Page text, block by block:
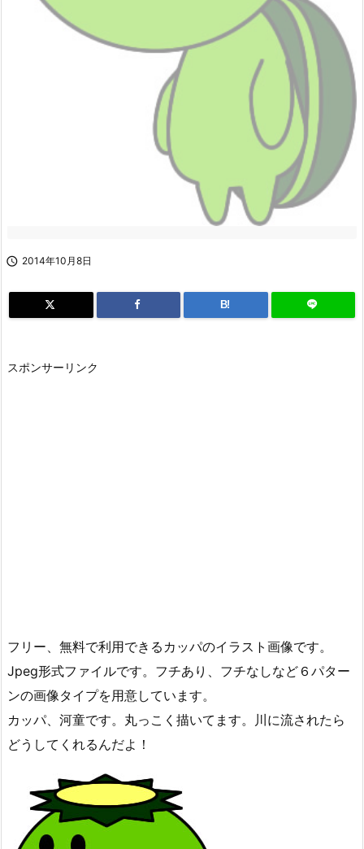
 2014年10月8日
B!
スポンサーリンク
フリー、無料で利用できるカッパのイラスト画像です。
Jpeg形式ファイルです。フチあり、フチなしなど６パター
ンの画像タイプを用意しています。
カッパ、河童です。丸っこく描いてます。川に流されたら
どうしてくれるんだよ！